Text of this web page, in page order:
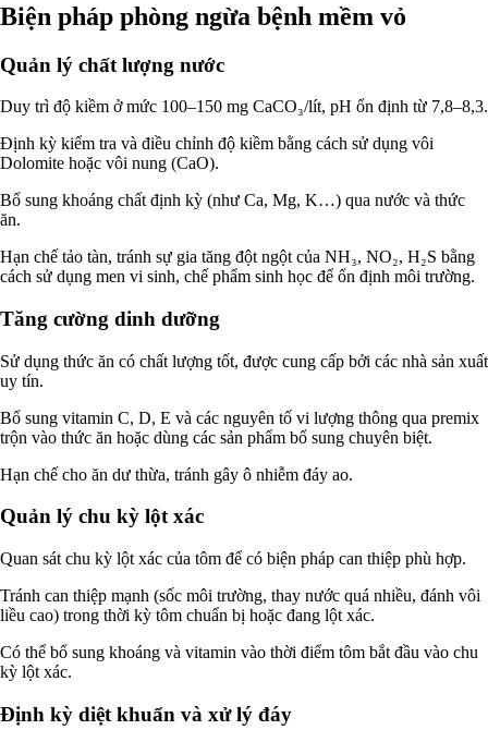
Biện pháp phòng ngừa bệnh mềm vỏ
Quản lý chất lượng nước
Duy trì độ kiềm ở mức 100–150 mg CaCO₃/lít, pH ổn định từ 7,8–8,3.
Định kỳ kiểm tra và điều chỉnh độ kiềm bằng cách sử dụng vôi
Dolomite hoặc vôi nung (CaO).
Bổ sung khoáng chất định kỳ (như Ca, Mg, K…) qua nước và thức
ăn.
Hạn chế tảo tàn, tránh sự gia tăng đột ngột của NH₃, NO₂, H₂S bằng
cách sử dụng men vi sinh, chế phẩm sinh học để ổn định môi trường.
Tăng cường dinh dưỡng
Sử dụng thức ăn có chất lượng tốt, được cung cấp bởi các nhà sản xuất
uy tín.
Bổ sung vitamin C, D, E và các nguyên tố vi lượng thông qua premix
trộn vào thức ăn hoặc dùng các sản phẩm bổ sung chuyên biệt.
Hạn chế cho ăn dư thừa, tránh gây ô nhiễm đáy ao.
Quản lý chu kỳ lột xác
Quan sát chu kỳ lột xác của tôm để có biện pháp can thiệp phù hợp.
Tránh can thiệp mạnh (sốc môi trường, thay nước quá nhiều, đánh vôi
liều cao) trong thời kỳ tôm chuẩn bị hoặc đang lột xác.
Có thể bổ sung khoáng và vitamin vào thời điểm tôm bắt đầu vào chu
kỳ lột xác.
Định kỳ diệt khuẩn và xử lý đáy